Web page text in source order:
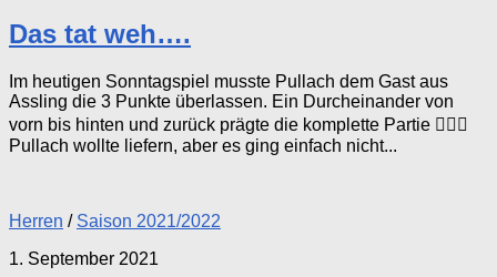
Das tat weh….
Im heutigen Sonntagspiel musste Pullach dem Gast aus
Assling die 3 Punkte überlassen. Ein Durcheinander von
vorn bis hinten und zurück prägte die komplette Partie 🤷🏼‍♂️
Pullach wollte liefern, aber es ging einfach nicht...
Herren / Saison 2021/2022
1. September 2021